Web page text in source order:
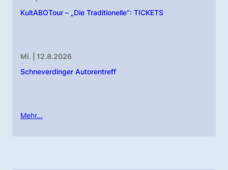
KultABOTour – „Die Traditionelle“: TICKETS
Mi. | 12.8.2026
Schneverdinger Autorentreff
Mehr…